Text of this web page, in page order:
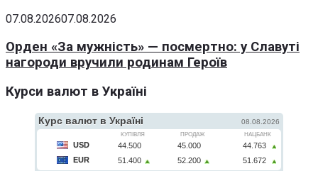
07.08.202607.08.2026
Орден «За мужність» — посмертно: у Славуті
нагороди вручили родинам Героїв
Курси валют в Україні